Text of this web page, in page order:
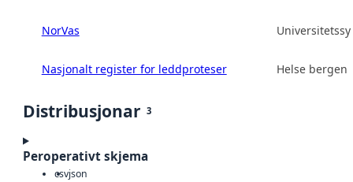
NorVas
Nasjonalt register for leddproteser Helse bergen
Distribusjonar 3
Peroperativt skjema
csvjson